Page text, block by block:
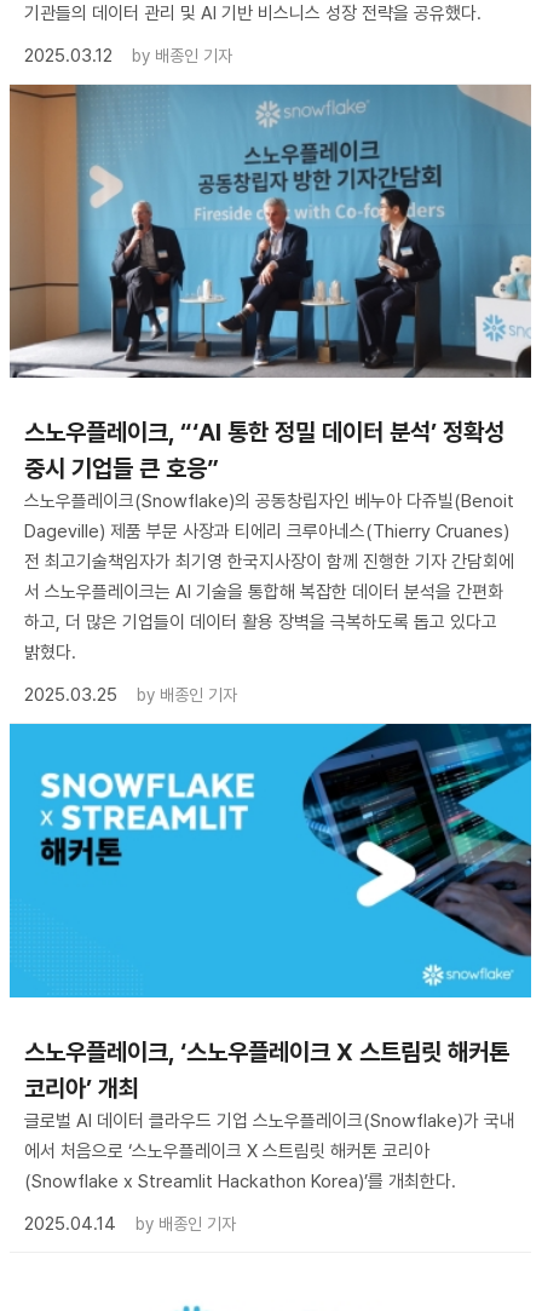
기관들의 데이터 관리 및 AI 기반 비스니스 성장 전략을 공유했다.
2025.03.12
by 배종인 기자
스노우플레이크, “‘AI 통한 정밀 데이터 분석’ 정확성
중시 기업들 큰 호응”
스노우플레이크(Snowflake)의 공동창립자인 베누아 다쥬빌(Benoit
Dageville) 제품 부문 사장과 티에리 크루아네스(Thierry Cruanes)
전 최고기술책임자가 최기영 한국지사장이 함께 진행한 기자 간담회에
서 스노우플레이크는 AI 기술을 통합해 복잡한 데이터 분석을 간편화
하고, 더 많은 기업들이 데이터 활용 장벽을 극복하도록 돕고 있다고
밝혔다.
2025.03.25
by 배종인 기자
스노우플레이크, ‘스노우플레이크 X 스트림릿 해커톤
코리아’ 개최
글로벌 AI 데이터 클라우드 기업 스노우플레이크(Snowflake)가 국내
에서 처음으로 ‘스노우플레이크 X 스트림릿 해커톤 코리아
(Snowflake x Streamlit Hackathon Korea)’를 개최한다.
2025.04.14
by 배종인 기자